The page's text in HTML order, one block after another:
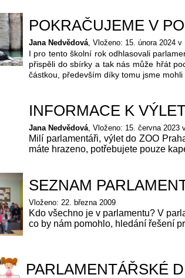
POKRAČUJEME V
Jana Nedvědová Vloženo: 15. února 2024 v
I pro tento školní rok odhlasovali
přispěli do sbírky a tak nás může hřát
částkou, především díky tomu jsme
INFORMACE K
Jana Nedvědová Vloženo: 15. června 2023
Milí parlamentáři, výlet do ZOO
máte hrazeno, potřebujete pouze
SEZNAM
Vloženo: 22. března 2009
Kdo všechno je v parlamentu? V
co by nám pomohlo, hledání řešení
PARLAMENTÁŘSKÉ